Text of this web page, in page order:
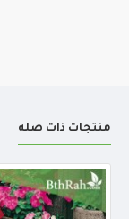
منتجات ذات صله